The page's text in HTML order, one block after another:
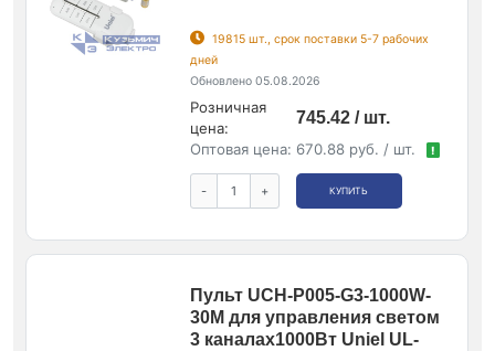
19815 шт., срок поставки 5-7 рабочих
дней
Обновлено 05.08.2026
Розничная
цена:
745.42 / шт.
Оптовая цена: 670.88 руб. / шт. !
- + КУПИТЬ
Пульт UCH-P005-G3-1000W-
30M для управления светом
3 каналах1000Вт Uniel UL-